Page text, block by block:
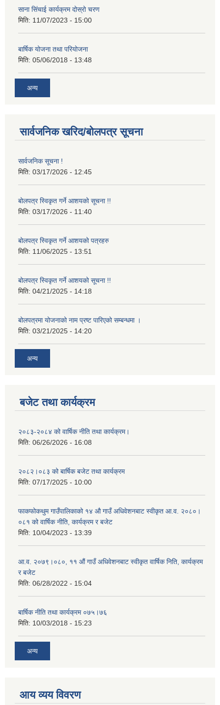
साना सिंचाई कार्यक्रम दोस्रो चरण
मिति: 11/07/2023 - 15:00
बार्षिक योजना तथा परियोजना
मिति: 05/06/2018 - 13:48
अन्य
सार्वजनिक खरिद/बोलपत्र सूचना
सार्वजनिक सूचना !
मिति: 03/17/2026 - 12:45
बोलपत्र स्विकृत गर्ने आशयको सूचना !!
मिति: 03/17/2026 - 11:40
बोलपत्र स्विकृत गर्ने आशयको पत्रहरु
मिति: 11/06/2025 - 13:51
बोलपत्र स्विकृत गर्ने आशयको सूचना !!
मिति: 04/21/2025 - 14:18
बोलपत्रमा योजनाको नाम प्रष्ट पारिएको सम्बन्धमा ।
मिति: 03/21/2025 - 14:20
अन्य
बजेट तथा कार्यक्रम
२०८३-२०८४ को वार्षिक नीति तथा कार्यक्रम।
मिति: 06/26/2026 - 16:08
२०८२।०८३ को बार्षिक बजेट तथा कार्यक्रम
मिति: 07/17/2025 - 10:00
फाकफोकथुम गाउँपालिकाको १४ औ गाउँ अधिवेशनबाट स्वीकृत आ.व. २०८०।
०८१ को वार्षिक नीति, कार्यक्रम र बजेट
मिति: 10/04/2023 - 13:39
आ.व. २०७९।०८०, ११ औं गाउँ अधिवेशनबाट स्वीकृत वार्षिक निति, कार्यक्रम
र बजेट
मिति: 06/28/2022 - 15:04
बार्षिक नीति तथा कार्यक्रम ०७५।७६
मिति: 10/03/2018 - 15:23
अन्य
आय व्यय विवरण